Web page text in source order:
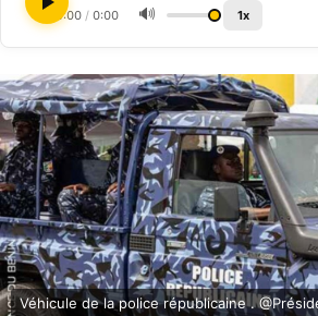
0:00 / 0:00 🔊 1x
Véhicule de la police républicaine .